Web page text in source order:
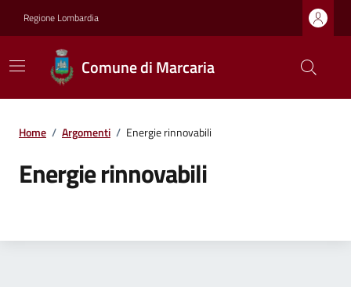
Regione Lombardia
Comune di Marcaria
Home / Argomenti / Energie rinnovabili
Energie rinnovabili